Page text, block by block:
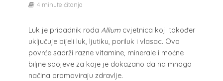
4 minute čitanja
Luk je pripadnik roda Alliumcvjetnica koji također
uključuje bijeli luk, ljutiku, poriluk i vlasac. Ovo
povrće sadrži razne vitamine, minerale i moćne
biljne spojeve za koje je dokazano da na mnogo
načina promoviraju zdravlje.